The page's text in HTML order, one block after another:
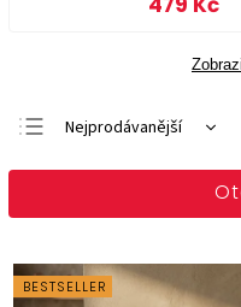
Doporučujeme
Nejprodávanější
Abecedně
BESTSELLER